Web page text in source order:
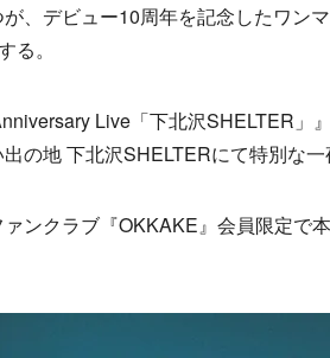
、デビュー10周年を記念したワン
る。
Live「下北沢SHELTER」
の地 下北沢SHELTERにて特別な一
ンクラブ『OKKAKE』会員限定で